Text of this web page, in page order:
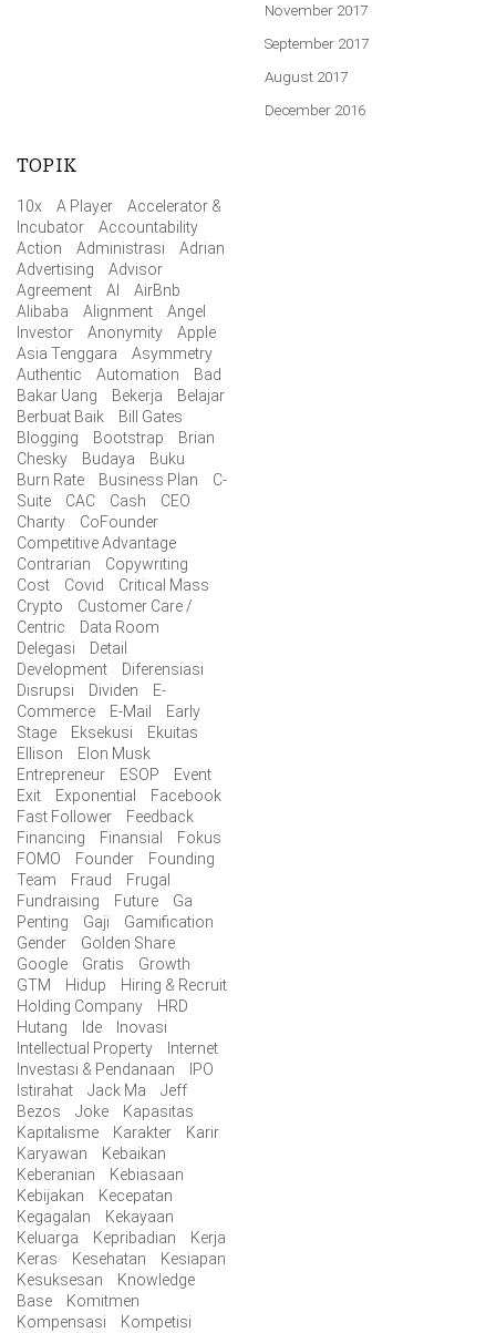
November 2017
September 2017
August 2017
December 2016
TOPIK
10x A Player
Accelerator &
Incubator
Accountability
Action
Administrasi
Adrian
Advertising
Advisor
Agreement
AI
AirBnb
Alibaba
Alignment
Angel
Investor
Anonymity
Apple
Asia Tenggara
Asymmetry
Authentic
Automation
Bad
Bakar Uang
Bekerja
Belajar
Berbuat Baik
Bill Gates
Blogging
Bootstrap
Brian
Chesky
Budaya
Buku
Burn Rate
Business Plan
C-
Suite
CAC Cash
CEO
Charity
CoFounder
Competitive Advantage
Contrarian
Copywriting
Cost
Covid
Critical Mass
Crypto
Customer Care /
Centric
Data Room
Delegasi
Detail
Development
Diferensiasi
Disrupsi
Dividen
E-
Commerce
E-Mail
Early
Stage
Eksekusi
Ekuitas
Ellison
Elon Musk
Entrepreneur
ESOP
Event
Exit
Exponential
Facebook
Fast Follower
Feedback
Financing
Finansial
Fokus
FOMO
Founder
Founding
Team
Fraud
Frugal
Fundraising
Future
Ga
Penting
Gaji
Gamification
Gender
Golden Share
Google
Gratis
Growth
GTM
Hidup
Hiring & Recruit
Holding Company
HRD
Hutang
Ide
Inovasi
Intellectual Property
Internet
Investasi & Pendanaan
IPO
Istirahat
Jack Ma
Jeff
Bezos
Joke
Kapasitas
Kapitalisme
Karakter
Karir
Karyawan
Kebaikan
Keberanian
Kebiasaan
Kebijakan
Kecepatan
Kegagalan
Kekayaan
Keluarga
Kepribadian
Kerja
Keras
Kesehatan
Kesiapan
Kesuksesan
Knowledge
Base
Komitmen
Kompensasi
Kompetisi